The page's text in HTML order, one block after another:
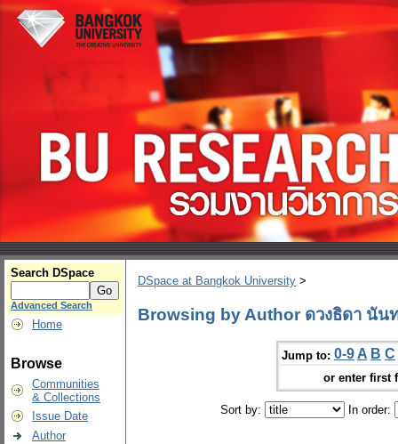
Search DSpace
Advanced Search
Home
Browse
Communities
& Collections
Issue Date
Author
DSpace at Bangkok University >
Browsing by Author ดวงธิดา นัน
Jump to: 0-9 A B C
or enter first
Sort by: In order: